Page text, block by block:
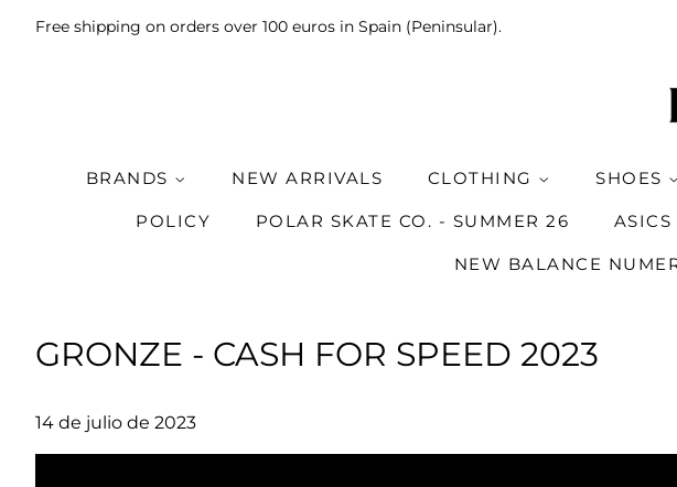
Free shipping on orders over 100 euros in Spain (Peninsular).
BRANDS NEW ARRIVALS CLOTHING SHOES
POLICY POLAR SKATE CO. - SUMMER 26
NEW BALANCE
GRONZE - CASH FOR SPEED 2023
14 de julio de 2023